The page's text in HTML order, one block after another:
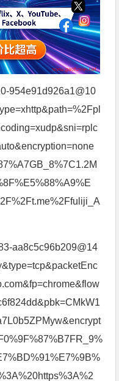
954e91d926a1@10
aa8c5c96b209@14